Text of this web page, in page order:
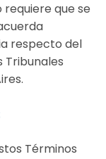
que se
respecto del
Tribunales
Términos